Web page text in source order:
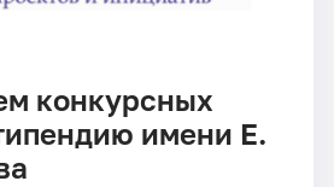
конкурсных
имени Е.